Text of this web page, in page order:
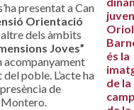
presentat a Can
Orientació
altre dels àmbits
Joves”
acompanyament
poble. L’acte ha
de
Montero.